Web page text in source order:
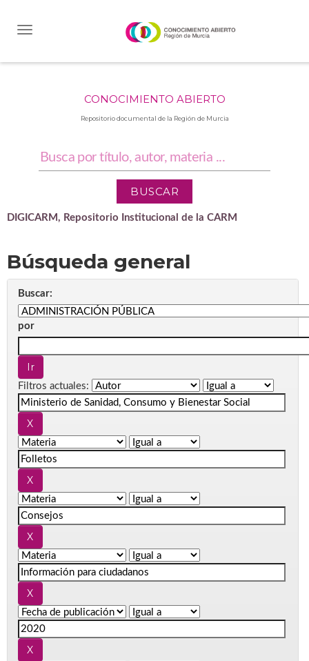
CONOCIMIENTO ABIERTO
Repositorio documental de la Región de Murcia
DIGICARM, Repositorio Institucional de la CARM
Búsqueda general
Buscar:
por
Filtros actuales: